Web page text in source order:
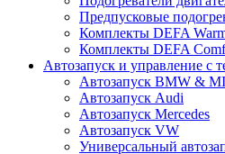
Предпусковые
Комплекты DEFA
Комплекты DEFA
Автозапуск и управление с
Автозапуск BMW &
Автозапуск Audi
Автозапуск Mercedes
Автозапуск VW
Универсальный